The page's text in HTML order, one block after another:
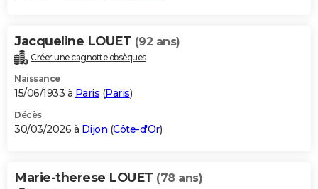
Jacqueline LOUET (92 ans)
Créer une cagnotte obsèques
Naissance
15/06/1933 à Paris (Paris)
Décès
30/03/2026 à Dijon (Côte-d'Or)
Marie-therese LOUET (78 ans)